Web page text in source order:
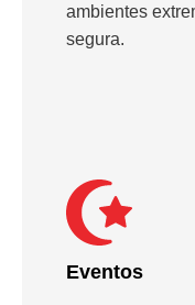
ambientes
segura.
Eventos